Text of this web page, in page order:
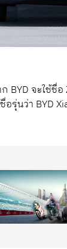
จะใช้ชื่
รุ่นว่า BYD